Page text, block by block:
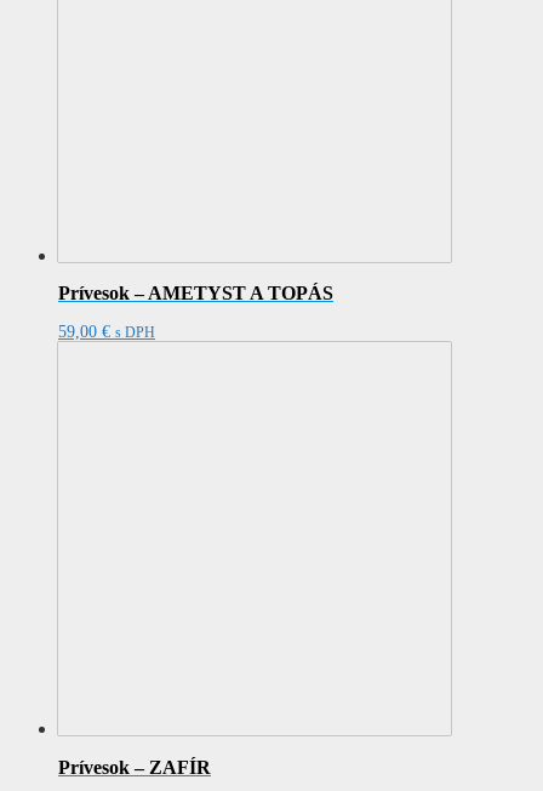
Prívesok – AMETYST A TOPÁS
59,00 € s DPH
Prívesok – ZAFÍR